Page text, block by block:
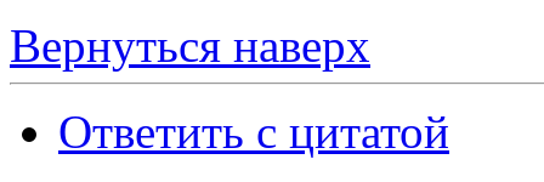
Вернуться наверх
Ответить с цитатой